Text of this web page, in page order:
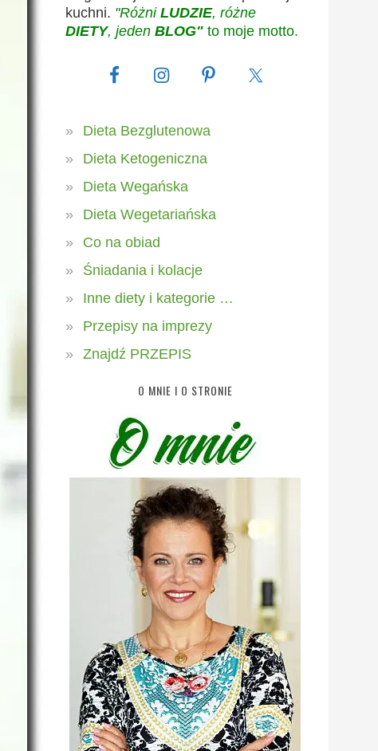
kuchni. "Różni LUDZIE, różne
DIETY, jeden BLOG" to moje motto.
Dieta Bezglutenowa
Dieta Ketogeniczna
Dieta Wegańska
Dieta Wegetariańska
Co na obiad
Śniadania i kolacje
Inne diety i kategorie …
Przepisy na imprezy
Znajdź PRZEPIS
O MNIE I O STRONIE